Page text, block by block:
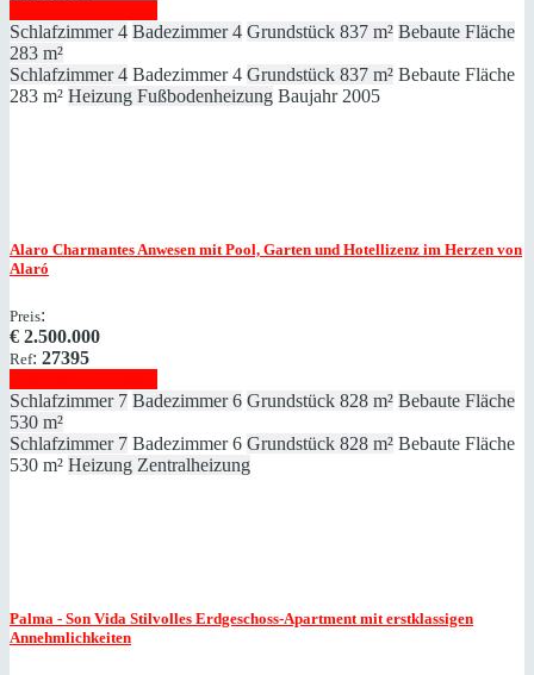
Schlafzimmer 4 Badezimmer 4 Grundstück 837 m² Bebaute Fläche
283 m²
Schlafzimmer 4 Badezimmer 4 Grundstück 837 m² Bebaute Fläche
283 m² Heizung Fußbodenheizung Baujahr 2005
Alaro Charmantes Anwesen mit Pool, Garten und Hotellizenz im Herzen von
Alaró
Preis:
€ 2.500.000
Ref: 27395
Schlafzimmer 7 Badezimmer 6 Grundstück 828 m² Bebaute Fläche
530 m²
Schlafzimmer 7 Badezimmer 6 Grundstück 828 m² Bebaute Fläche
530 m² Heizung Zentralheizung
Palma - Son Vida Stilvolles Erdgeschoss-Apartment mit erstklassigen
Annehmlichkeiten